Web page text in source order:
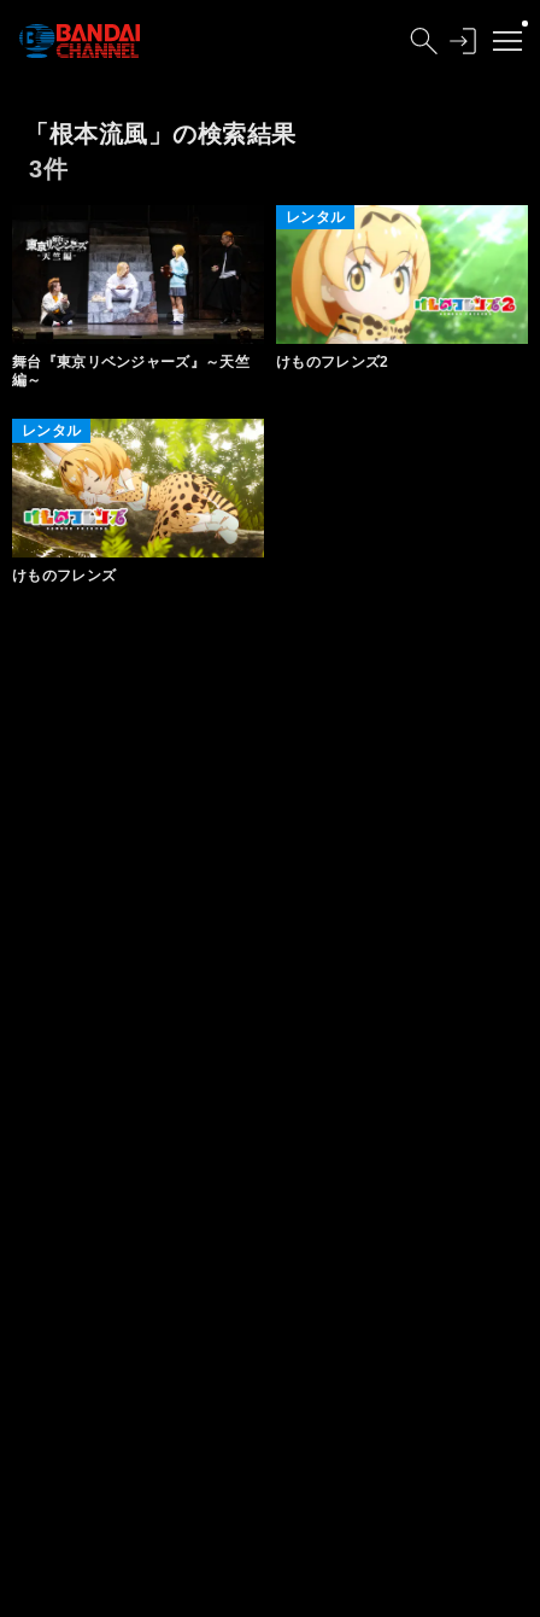
「根本流風」の検索結果
3件
舞台『東京リベンジャーズ』～天竺
編～
レンタル
けものフレンズ2
レンタル
けものフレンズ